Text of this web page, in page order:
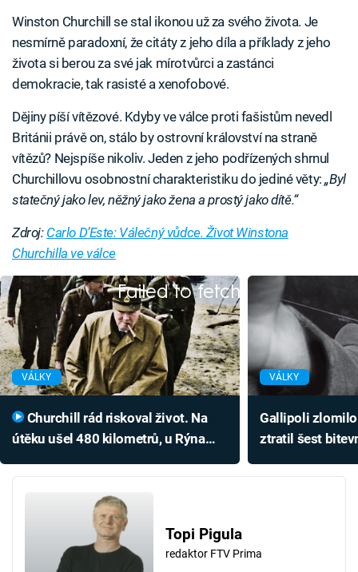
Winston Churchill se stal ikonou už za svého života. Je
nesmírně paradoxní, že citáty z jeho díla a příklady z jeho
života si berou za své jak mírotvůrci a zastánci
demokracie, tak rasisté a xenofobové.
Dějiny píší vítězové. Kdyby ve válce proti fašistům nevedl
Británii právě on, stálo by ostrovní království na straně
vítězů? Nejspíše nikoliv. Jeden z jeho podřízených shrnul
Churchillovu osobnostní charakteristiku do jediné věty:„Byl
statečný jako lev, něžný jako žena a prostý jako dítě.“
Zdroj: Carlo D’Este: Válečný vůdce. Život Winstona
Churchilla ve válce
Failed to fetch
VÁLKY
útěku ušel 480 kilometrů, u Rýna
VÁLKY
Gallipoli
ztratil šest
Topi Pigula
redaktor FTV Prima